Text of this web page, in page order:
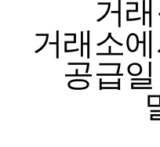
거
거래소
공급